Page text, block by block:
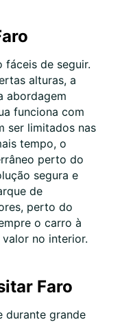
fáceis de seguir.
alturas, a
abordagem
funciona com
ser limitados nas
tempo, o
perto do
segura e
de
perto do
o carro à
no interior.
Faro
durante grande